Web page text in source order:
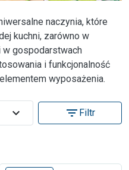
naczynia, które
kuchni, zarówno w
w gospodarstwach
i funkcjonalność
wyposażenia.
expand_more filter_list Filtr